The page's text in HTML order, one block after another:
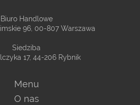
Biuro Handlowe
96, 00-807 Warszawa
Siedziba
17, 44-206 Rybnik
Menu
O nas